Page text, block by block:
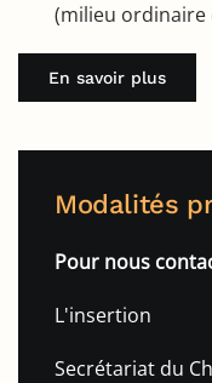
(milieu ordinaire
En savoir plus
Modalités
Pour nous
L'insertion
Secrétariat du